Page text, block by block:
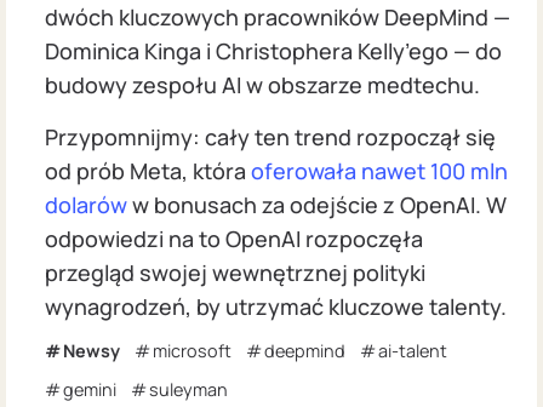
dwóch kluczowych pracowników DeepMind —
Dominica Kinga i Christophera Kelly’ego — do
budowy zespołu AI w obszarze medtechu.
Przypomnijmy: cały ten trend rozpoczął się
od prób Meta, która oferowała nawet 100 mln
dolaróww bonusach za odejście z OpenAI. W
odpowiedzi na to OpenAI rozpoczęła
przegląd swojej wewnętrznej polityki
wynagrodzeń, by utrzymać kluczowe talenty.
Newsy microsoft deepmind
ai-talent
gemini
suleyman